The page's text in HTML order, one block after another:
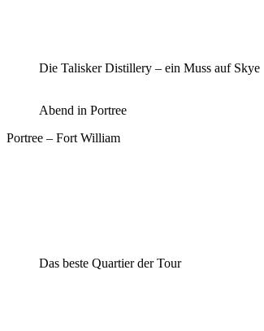
Die Talisker Distillery – ein Muss auf Skye
Abend in Portree
Portree – Fort William
Das beste Quartier der Tour